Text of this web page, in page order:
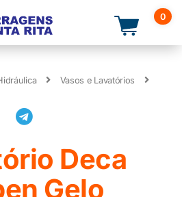
0
Vasos e Lavatórios
Deca
Gelo